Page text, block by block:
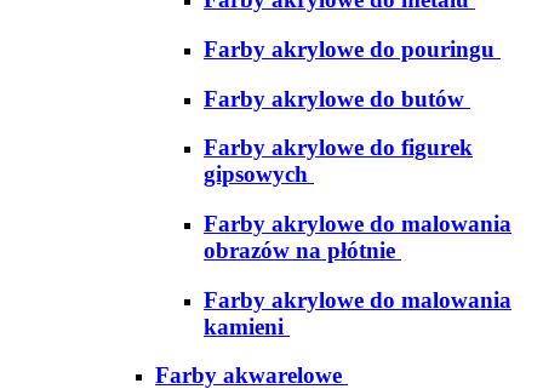
Farby akrylowe do pouringu
Farby akrylowe do butów
Farby akrylowe do figurek
gipsowych
Farby akrylowe do malowania
obrazów na płótnie
Farby akrylowe do malowania
kamieni
Farby akwarelowe